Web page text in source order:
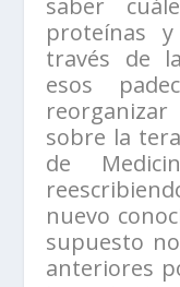
proteínas
través de
esos
sobre la
de
nuevo
supuesto
anteriores